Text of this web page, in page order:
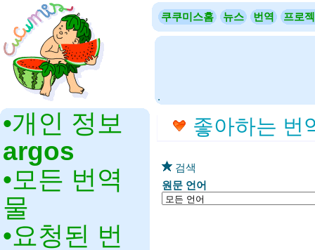
쿠쿠미스홈 뉴스 번역 프로
.
•‎개인 정보
argos
•‎모든 번역
물
•‎요청된 번
좋아하는 번
검색
원문 언어